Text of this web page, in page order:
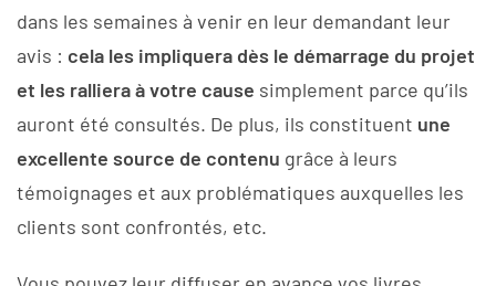
dans les semaines à venir en leur demandant leur
avis : cela les impliquera dès le démarrage du projet
et les ralliera à votre cause simplement parce qu’ils
auront été consultés. De plus, ils constituent une
excellente source de contenu grâce à leurs
témoignages et aux problématiques auxquelles les
clients sont confrontés, etc.